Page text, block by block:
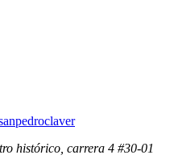
histórico, carrera 4 #30-01